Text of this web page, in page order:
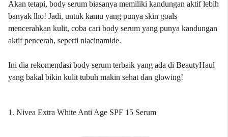
Akan tetapi, body serum biasanya memiliki kandungan aktif lebih
banyak lho! Jadi, untuk kamu yang punya skin goals
mencerahkan kulit, coba cari body serum yang punya kandungan
aktif pencerah, seperti niacinamide.
Ini dia rekomendasi body serum terbaik yang ada di BeautyHaul
yang bakal bikin kulit tubuh makin sehat dan glowing!
1. Nivea Extra White Anti Age SPF 15 Serum